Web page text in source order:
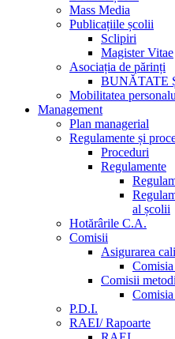
Mass Media
Publicațiile școlii
Sclipiri
Magister Vitae
Asociația de părinți
BUNĂTATE
Mobilitatea
Management
Plan managerial
Regulamente și
Proceduri
Regulamente
al școlii
Hotărârile C.A.
Comisii
Asigurarea
Comisii
P.D.I.
RAEI/ Rapoarte